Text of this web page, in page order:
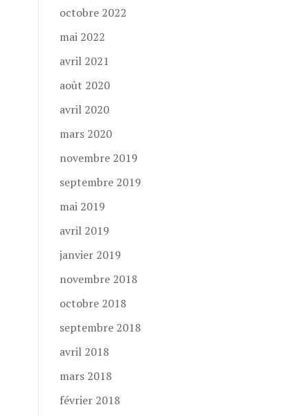
octobre 2022
mai 2022
avril 2021
août 2020
avril 2020
mars 2020
novembre 2019
septembre 2019
mai 2019
avril 2019
janvier 2019
novembre 2018
octobre 2018
septembre 2018
avril 2018
mars 2018
février 2018